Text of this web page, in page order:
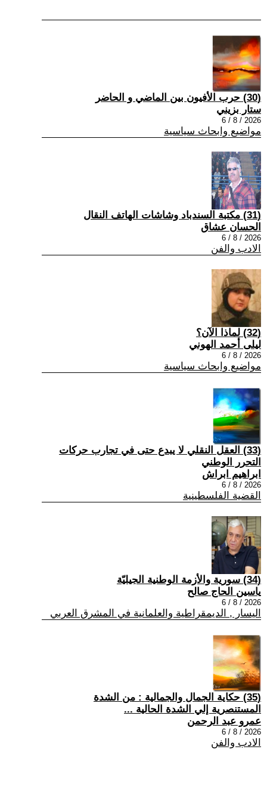
(30) حرب الأفيون بين الماضي و الحاضر
ستار بزيني
2026 / 8 / 6
مواضيع وابحاث سياسية
(31) مكتبة السندباد وشاشات الهاتف النقال
الحسان عشاق
2026 / 8 / 6
الادب والفن
(32) لماذا الآن؟
ليلى أحمد الهوني
2026 / 8 / 6
مواضيع وابحاث سياسية
(33) العقل النقلي لا يبدع حتى في تجارب حركات
التحرر الوطني
ابراهيم ابراش
2026 / 8 / 6
القضية الفلسطينية
(34) سورية والأزمة الوطنية الجيليّة
ياسين الحاج صالح
2026 / 8 / 6
اليسار , الديمقراطية والعلمانية في المشرق العربي
(35) حكاية الجمال والجمالية : من الشدة
المستنصرية إلي الشدة الحالية ...
عمرو عبد الرحمن
2026 / 8 / 6
الادب والفن